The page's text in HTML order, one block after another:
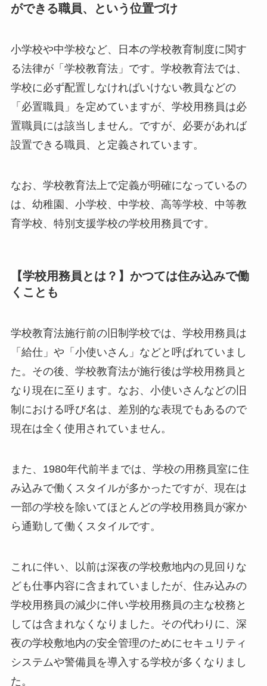
ができる職員、という位置づけ
小学校や中学校など、日本の学校教育制度に関す
る法律が「学校教育法」です。学校教育法では、
学校に必ず配置しなければいけない教員などの
「必置職員」を定めていますが、学校用務員は必
置職員には該当しません。ですが、必要があれば
設置できる職員、と定義されています。
なお、学校教育法上で定義が明確になっているの
は、幼稚園、小学校、中学校、高等学校、中等教
育学校、特別支援学校の学校用務員です。
【学校用務員とは？】かつては住み込みで働
くことも
学校教育法施行前の旧制学校では、学校用務員は
「給仕」や「小使いさん」などと呼ばれていまし
た。その後、学校教育法が施行後は学校用務員と
なり現在に至ります。なお、小使いさんなどの旧
制における呼び名は、差別的な表現でもあるので
現在は全く使用されていません。
また、1980年代前半までは、学校の用務員室に住
み込みで働くスタイルが多かったですが、現在は
一部の学校を除いてほとんどの学校用務員が家か
ら通勤して働くスタイルです。
これに伴い、以前は深夜の学校敷地内の見回りな
ども仕事内容に含まれていましたが、住み込みの
学校用務員の減少に伴い学校用務員の主な校務と
しては含まれなくなりました。その代わりに、深
夜の学校敷地内の安全管理のためにセキュリティ
システムや警備員を導入する学校が多くなりまし
た。